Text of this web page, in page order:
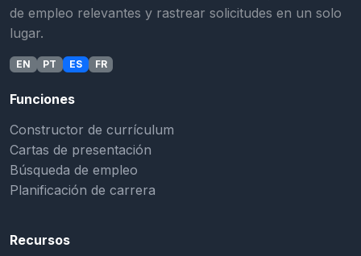
de empleo relevantes y rastrear solicitudes en un solo
lugar.
EN PT ES FR
Funciones
Constructor de currículum
Cartas de presentación
Búsqueda de empleo
Planificación de carrera
Recursos